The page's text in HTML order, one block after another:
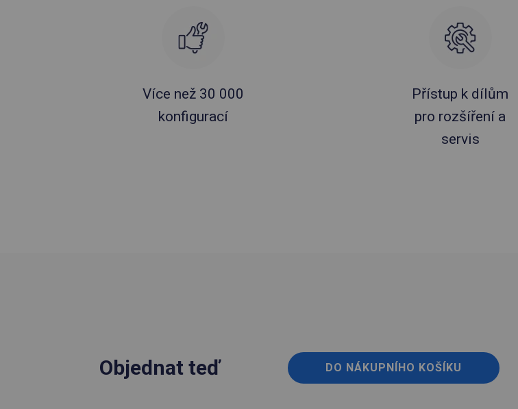
Více než 30 000
konfigurací
Přístup k dílům
pro rozšíření a
servis
Objednat teď DO NÁKUPNÍHO KOŠÍKU